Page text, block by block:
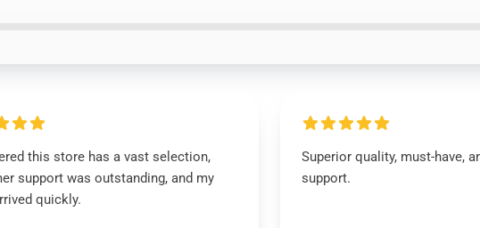
this store has a vast selection,
support was outstanding, and my
quickly.
Superior quality, must-have,
support.